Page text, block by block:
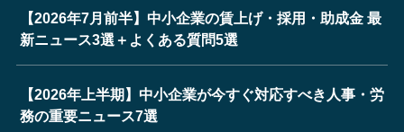
【2026年7月前半】中小企業の賃上げ・採用・助成金 最
新ニュース3選＋よくある質問5選
【2026年上半期】中小企業が今すぐ対応すべき人事・労
務の重要ニュース7選